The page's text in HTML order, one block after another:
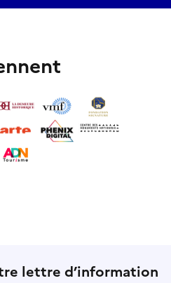
lettre d’information